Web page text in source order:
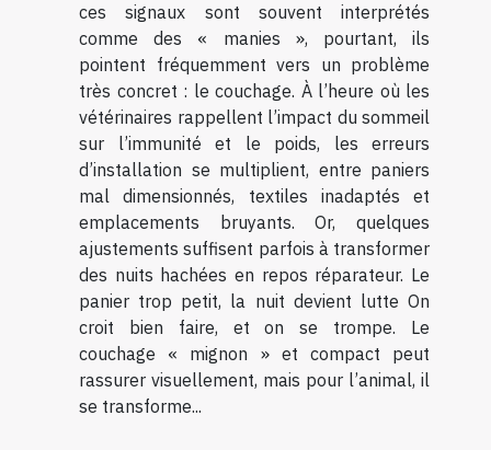
ces signaux sont souvent interprétés
comme des « manies », pourtant, ils
pointent fréquemment vers un problème
très concret : le couchage. À l’heure où les
vétérinaires rappellent l’impact du sommeil
sur l’immunité et le poids, les erreurs
d’installation se multiplient, entre paniers
mal dimensionnés, textiles inadaptés et
emplacements bruyants. Or, quelques
ajustements suffisent parfois à transformer
des nuits hachées en repos réparateur. Le
panier trop petit, la nuit devient lutte On
croit bien faire, et on se trompe. Le
couchage « mignon » et compact peut
rassurer visuellement, mais pour l’animal, il
se transforme...